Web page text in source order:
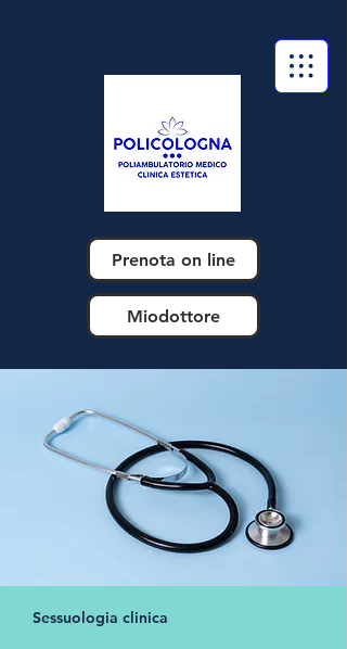
Prenota on line
Miodottore
Sessuologia clinica​